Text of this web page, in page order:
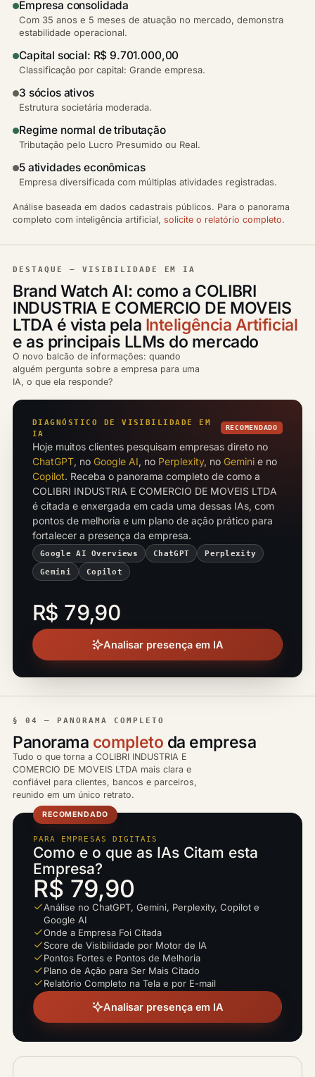
Empresa consolidada
Com 35 anos e 5 meses de atuação no mercado, demonstra
estabilidade operacional.
Capital social: R$ 9.701.000,00
Classificação por capital: Grande empresa.
3 sócios ativos
Estrutura societária moderada.
Regime normal de tributação
Tributação pelo Lucro Presumido ou Real.
5 atividades econômicas
Empresa diversificada com múltiplas atividades registradas.
Análise baseada em dados cadastrais públicos. Para o panorama
completo com inteligência artificial, solicite o relatório completo.
DESTAQUE — VISIBILIDADE EM IA
Brand Watch AI: como a COLIBRI
INDUSTRIA E COMERCIO DE MOVEIS
LTDA é vista pela Inteligência Artificial
e as principais LLMs do mercado
O novo balcão de informações: quando
alguém pergunta sobre a empresa para uma
IA, o que ela responde?
DIAGNÓSTICO DE VISIBILIDADE EM
IA
RECOMENDADO
Hoje muitos clientes pesquisam empresas direto no
ChatGPT, no Google AI, no Perplexity, no Gemini e no
Copilot. Receba o panorama completo de como a
COLIBRI INDUSTRIA E COMERCIO DE MOVEIS LTDA
é citada e enxergada em cada uma dessas IAs, com
pontos de melhoria e um plano de ação prático para
fortalecer a presença da empresa.
Google AI Overviews ChatGPT Perplexity
Gemini Copilot
R$ 79,90
Analisar presença em IA
§ 04 — PANORAMA COMPLETO
Panorama completo da empresa
Tudo o que torna a COLIBRI INDUSTRIA E
COMERCIO DE MOVEIS LTDA mais clara e
confiável para clientes, bancos e parceiros,
reunido em um único retrato.
RECOMENDADO
PARA EMPRESAS DIGITAIS
Como e o que as IAs Citam esta
Empresa?
R$ 79,90
Análise no ChatGPT, Gemini, Perplexity, Copilot e
Google AI
Onde a Empresa Foi Citada
Score de Visibilidade por Motor de IA
Pontos Fortes e Pontos de Melhoria
Plano de Ação para Ser Mais Citado
Relatório Completo na Tela e por E-mail
Analisar presença em IA